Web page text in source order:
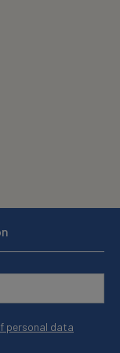
personal data